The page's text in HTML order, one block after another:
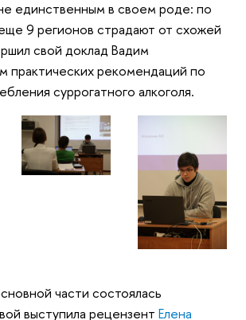
единственным в своем роде: по
9 регионов страдают от схожей
свой доклад Вадим
практических рекомендаций по
суррогатного алкоголя.
части состоялась
выступила рецензент Елена